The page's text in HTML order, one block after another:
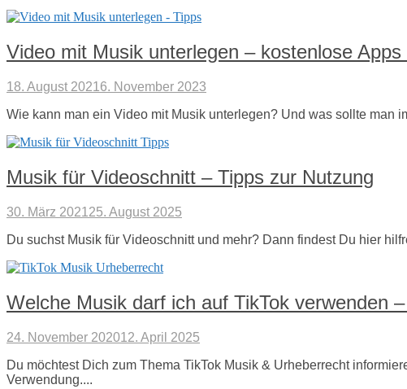
Video mit Musik unterlegen – kostenlose Apps
18. August 2021 6. November 2023
Wie kann man ein Video mit Musik unterlegen? Und was sollte man
Musik für Videoschnitt – Tipps zur Nutzung
30. März 2021 25. August 2025
Du suchst Musik für Videoschnitt und mehr? Dann findest Du hier
Welche Musik darf ich auf TikTok verwenden
24. November 202012. April 2025
Du möchtest Dich zum Thema TikTok Musik & Urheberrecht
Verwendung....